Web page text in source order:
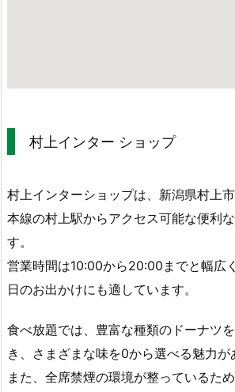
村上インター ショップ
村上インターショップは、新潟県村上
本線の村上駅からアクセス可能な便利
す。
営業時間は10:00から20:00までと幅広
日のお出かけにも適しています。
食べ放題では、豊富な種類のドーナツ
き、さまざまな味を0から選べる魅力が
また、全席禁煙の環境が整っているた